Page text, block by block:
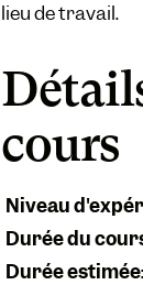
lieu de travail.
cours
Niveau
Durée du
Durée estimée